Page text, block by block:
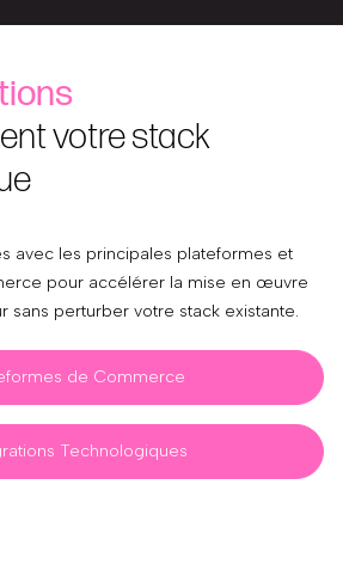
votre stack
avec les principales plateformes et
pour accélérer la mise en œuvre
sans perturber votre stack existante.
de Commerce
Technologiques